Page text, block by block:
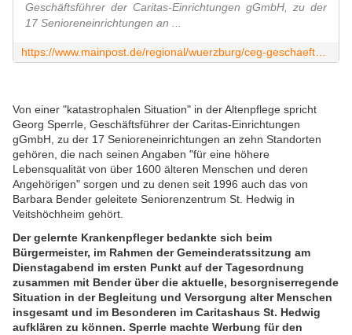
Geschäftsführer der Caritas-Einrichtungen gGmbH, zu der
17 Senioreneinrichtungen an ...
Von einer "katastrophalen Situation" in der Altenpflege spricht
Georg Sperrle, Geschäftsführer der Caritas-Einrichtungen
gGmbH, zu der 17 Senioreneinrichtungen an zehn Standorten
gehören, die nach seinen Angaben "für eine höhere
Lebensqualität von über 1600 älteren Menschen und deren
Angehörigen" sorgen und zu denen seit 1996 auch das von
Barbara Bender geleitete Seniorenzentrum St. Hedwig in
Veitshöchheim gehört.
Der gelernte Krankenpfleger bedankte sich beim
Bürgermeister, im Rahmen der Gemeinderatssitzung am
Dienstagabend im ersten Punkt auf der Tagesordnung
zusammen mit Bender über die aktuelle, besorgniserregende
Situation in der Begleitung und Versorgung alter Menschen
insgesamt und im Besonderen im Caritashaus St. Hedwig
aufklären zu können. Sperrle machte Werbung für den